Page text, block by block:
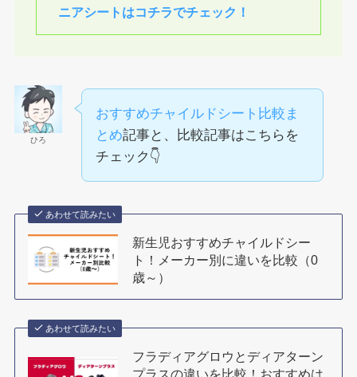
ニアシートはコチラでチェック！
ひろ
おすすめチャイルドシート比較ま
とめ記事と、比較記事はこちらを
チェック👇
あわせて読みたい
新生児おすすめチャイルドシー
ト！メーカー別に違いを比較（0
歳～）
あわせて読みたい
フラディアグロウとディアターン
プラスの違いを比較！おすすめは